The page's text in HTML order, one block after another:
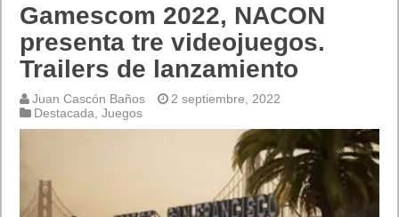
Gamescom 2022, NACON
presenta tre videojuegos.
Trailers de lanzamiento
Juan Cascón Baños
2 septiembre, 2022
Destacada ,Juegos